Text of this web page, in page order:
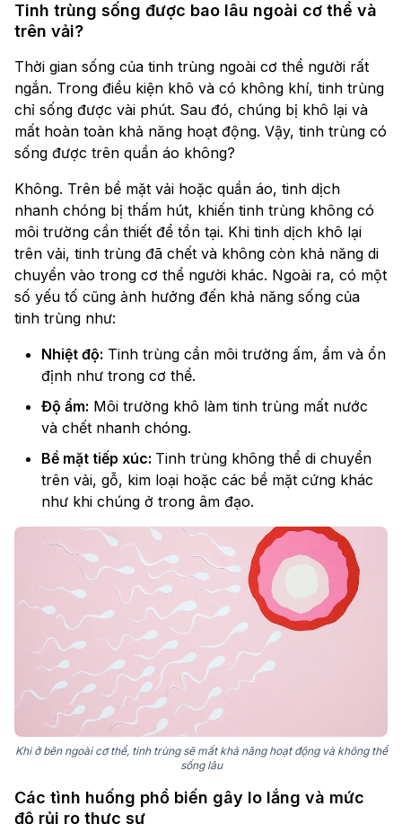
Tinh trùng sống được bao lâu ngoài cơ thể và
trên vải?
Thời gian sống của tinh trùng ngoài cơ thể người rất
ngắn. Trong điều kiện khô và có không khí, tinh trùng
chỉ sống được vài phút. Sau đó, chúng bị khô lại và
mất hoàn toàn khả năng hoạt động. Vậy, tinh trùng có
sống được trên quần áo không?
Không. Trên bề mặt vải hoặc quần áo, tinh dịch
nhanh chóng bị thấm hút, khiến tinh trùng không có
môi trường cần thiết để tồn tại. Khi tinh dịch khô lại
trên vải, tinh trùng đã chết và không còn khả năng di
chuyển vào trong cơ thể người khác. Ngoài ra, có một
số yếu tố cũng ảnh hưởng đến khả năng sống của
tinh trùng như:
Nhiệt độ: Tinh trùng cần môi trường ấm, ẩm và ổn
định như trong cơ thể.
Độ ẩm: Môi trường khô làm tinh trùng mất nước
và chết nhanh chóng.
Bề mặt tiếp xúc: Tinh trùng không thể di chuyển
trên vải, gỗ, kim loại hoặc các bề mặt cứng khác
như khi chúng ở trong âm đạo.
Khi ở bên ngoài cơ thể, tinh trùng sẽ mất khả năng hoạt động và không thể
sống lâu
Các tình huống phổ biến gây lo lắng và mức
độ rủi ro thực sự